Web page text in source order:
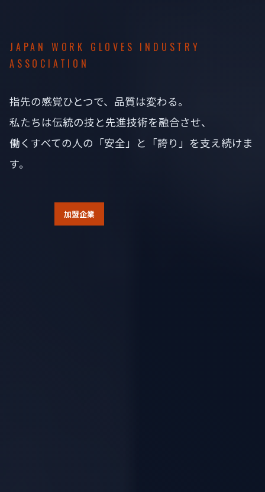
JAPAN WORK GLOVES INDUSTRY
ASSOCIATION
指先の感覚ひとつで、品質は変わる。
私たちは伝統の技と先進技術を融合させ、
働くすべての人の「安全」と「誇り」を支え続けま
す。
加盟企業